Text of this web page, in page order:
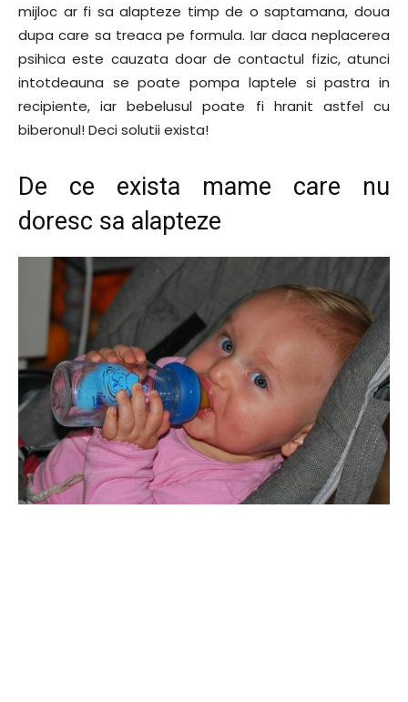
mijloc ar fi sa alapteze timp de o saptamana, doua
dupa care sa treaca pe formula. Iar daca neplacerea
psihica este cauzata doar de contactul fizic, atunci
intotdeauna se poate pompa laptele si pastra in
recipiente, iar bebelusul poate fi hranit astfel cu
biberonul! Deci solutii exista!
De ce exista mame care nu
doresc sa alapteze